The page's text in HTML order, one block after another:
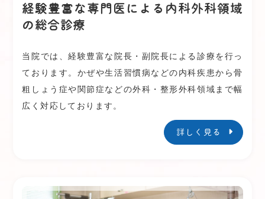
一般名処方について、ご不明な点などがありまし
たら当クリニック職員までご相談ください。
医院名変更のお知らせ
昭和５８年の開業より４０年間にわたり 地域の
皆様に支えられてきた片嶋外科ですが、この度、
たに、医療を通じて地域へ貢献できるよう なお
経験豊富な専門医による内科外科領域
の総合診療
当院では、経験豊富な院長・副院長による診療を行っ
ております。かぜや生活習慣病などの内科疾患から骨
粗しょう症や関節症などの外科・整形外科領域まで幅
広く対応しております。
詳しく見る